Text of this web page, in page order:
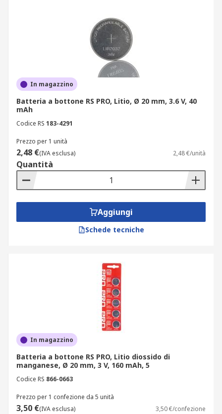
In magazzino
Batteria a bottone RS PRO, Litio, Ø 20 mm, 3.6 V, 40
mAh
Codice RS 183-4291
Prezzo per 1 unità
2,48 €(IVA esclusa) 2,48 €/unità
Quantità
Aggiungi
Schede tecniche
In magazzino
Batteria a bottone RS PRO, Litio diossido di
manganese, Ø 20 mm, 3 V, 160 mAh, 5
Codice RS 866-0663
Prezzo per 1 confezione da 5 unità
3,50 €(IVA esclusa) 3,50 €/confezione